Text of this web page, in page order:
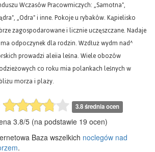
Wczasów Pracowmiczych: „Samotna",
„Odra" i inne. Pokoje u rybaków. Kąpielisko
zagospodarowane i licznie uczęszczane. Nadaje
odpoczynek dla rodzin. Wzdłuż wydm nad^
prowadzi aleiia leśna. Wiele obozów
co roku mia polankach leśnych w
morza i plaży.
3.8 średnia ocen
3.8/5 (na podstawie 19 ocen)
Baza wszelkich noclegów nad
.